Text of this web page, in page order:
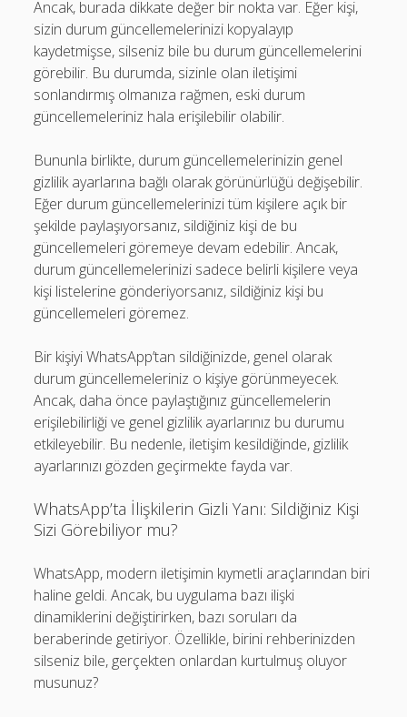
Ancak, burada dikkate değer bir nokta var. Eğer kişi,
sizin durum güncellemelerinizi kopyalayıp
kaydetmişse, silseniz bile bu durum güncellemelerini
görebilir. Bu durumda, sizinle olan iletişimi
sonlandırmış olmanıza rağmen, eski durum
güncellemeleriniz hala erişilebilir olabilir.
Bununla birlikte, durum güncellemelerinizin genel
gizlilik ayarlarına bağlı olarak görünürlüğü değişebilir.
Eğer durum güncellemelerinizi tüm kişilere açık bir
şekilde paylaşıyorsanız, sildiğiniz kişi de bu
güncellemeleri göremeye devam edebilir. Ancak,
durum güncellemelerinizi sadece belirli kişilere veya
kişi listelerine gönderiyorsanız, sildiğiniz kişi bu
güncellemeleri göremez.
Bir kişiyi WhatsApp’tan sildiğinizde, genel olarak
durum güncellemeleriniz o kişiye görünmeyecek.
Ancak, daha önce paylaştığınız güncellemelerin
erişilebilirliği ve genel gizlilik ayarlarınız bu durumu
etkileyebilir. Bu nedenle, iletişim kesildiğinde, gizlilik
ayarlarınızı gözden geçirmekte fayda var.
WhatsApp’ta İlişkilerin Gizli Yanı: Sildiğiniz Kişi
Sizi Görebiliyor mu?
WhatsApp, modern iletişimin kıymetli araçlarından biri
haline geldi. Ancak, bu uygulama bazı ilişki
dinamiklerini değiştirirken, bazı soruları da
beraberinde getiriyor. Özellikle, birini rehberinizden
silseniz bile, gerçekten onlardan kurtulmuş oluyor
musunuz?